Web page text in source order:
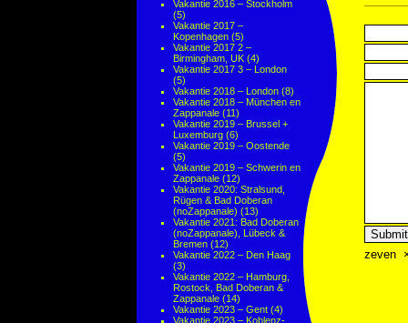
Vakantie 2016 – Stockholm
(5)
Vakantie 2017 –
Kopenhagen (5)
Vakantie 2017 2 –
Birmingham, UK (4)
Vakantie 2017 3 – London
(5)
Vakantie 2018 – London (8)
Vakantie 2018 – München en
Zappanale (11)
Vakantie 2019 – Brussel +
Luxemburg (6)
Vakantie 2019 – Oostende
(5)
Vakantie 2019 – Schwerin en
Zappanale (12)
Vakantie 2020: Stralsund,
Rügen & Bad Doberan
(noZappanale) (13)
Vakantie 2021: Bad Doberan
(noZappanale), Lübeck &
Bremen (12)
Vakantie 2022 – Den Haag
(3)
Vakantie 2022 – Hamburg,
Rostock, Bad Doberan &
Zappanale (14)
Vakantie 2023 – Gent (4)
Vakantie 2023 – Koblenz-
zeven